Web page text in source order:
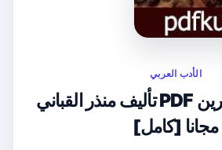
الأدب العربي
تحميل كتاب قرين PDF تأليف منذر القباني
مجانا [كامل]